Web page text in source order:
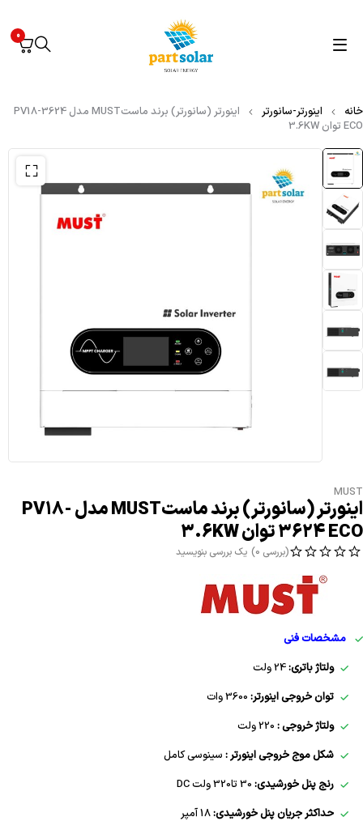
0
خانه اینورتر-سانورتر
اینورتر (سانورتر) برند ماستMUST مدل PV18-3624
ECO توان 3.6KW
MUST
اینورتر (سانورتر) برند ماستMUST مدل PV18-
3624 ECO توان 3.6KW
(بررسی 0) یک بررسی بنویسید
مشخصات فنی
ولتاژ باتری:
توان خروجی اینورتر:
ولتاژ خروجی :
شکل موج خروجی اینورتر : سینوسی کامل
رنج پنل خورشیدی:
حداکثر جریان پنل خورشیدی: